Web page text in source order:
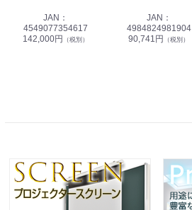
JAN：
4549077354617
142,000円
（税別）
JAN：
4984824981904
90,741円
（税別）